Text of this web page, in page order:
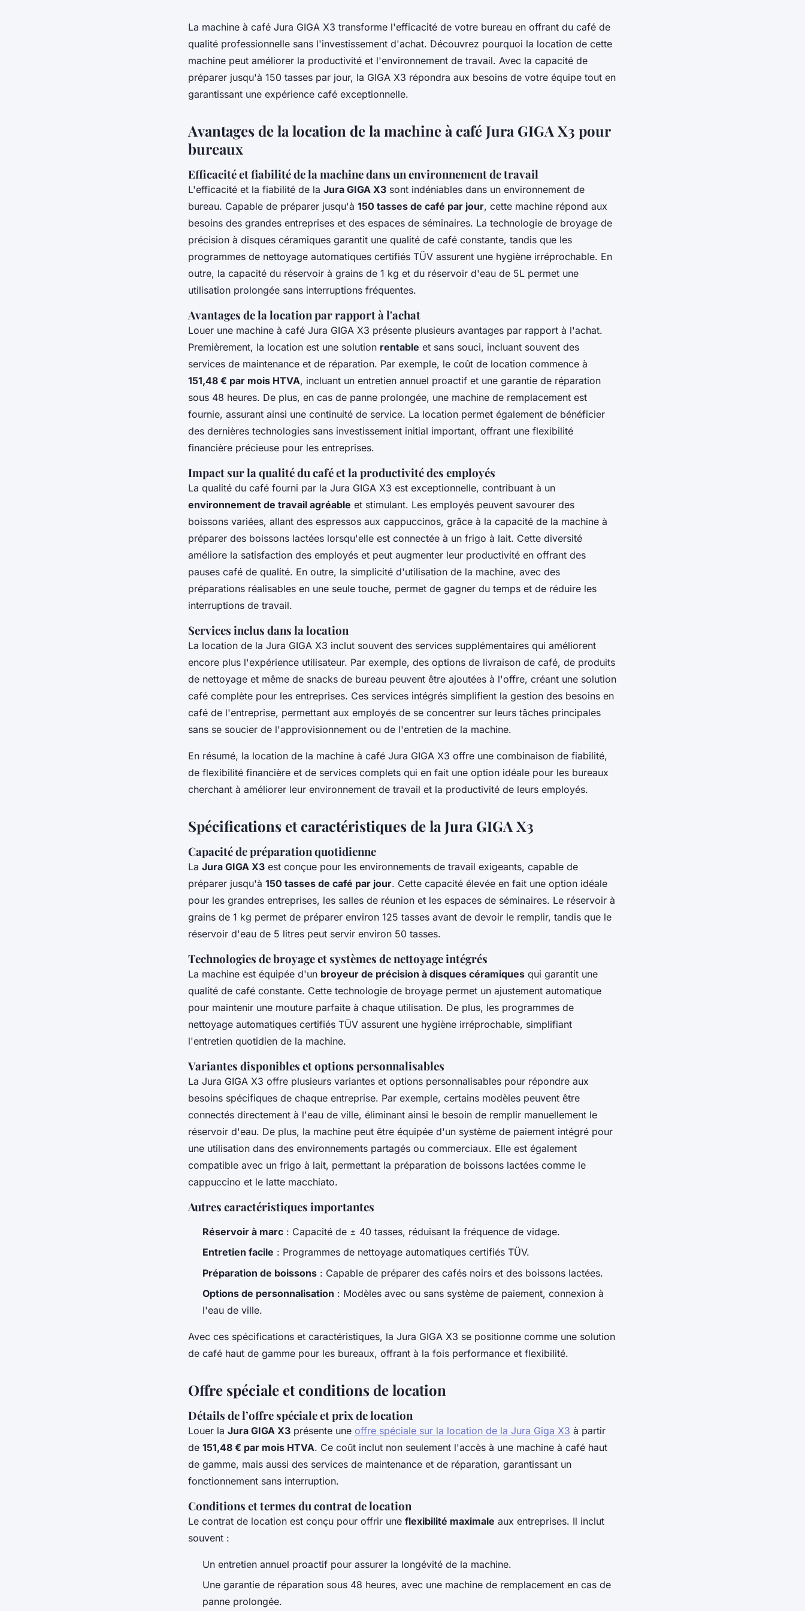
La machine à café Jura GIGA X3 transforme l'efficacité de votre bureau en offrant du café de
qualité professionnelle sans l'investissement d'achat. Découvrez pourquoi la location de cette
machine peut améliorer la productivité et l'environnement de travail. Avec la capacité de
préparer jusqu'à 150 tasses par jour, la GIGA X3 répondra aux besoins de votre équipe tout en
garantissant une expérience café exceptionnelle.
Avantages de la location de la machine à café Jura GIGA X3 pour
bureaux
Efficacité et fiabilité de la machine dans un environnement de travail
L'efficacité et la fiabilité de la Jura GIGA X3 sont indéniables dans un environnement de
bureau. Capable de préparer jusqu'à 150 tasses de café par jour, cette machine répond aux
besoins des grandes entreprises et des espaces de séminaires. La technologie de broyage de
précision à disques céramiques garantit une qualité de café constante, tandis que les
programmes de nettoyage automatiques certifiés TÜV assurent une hygiène irréprochable. En
outre, la capacité du réservoir à grains de 1 kg et du réservoir d'eau de 5L permet une
utilisation prolongée sans interruptions fréquentes.
Avantages de la location par rapport à l'achat
Louer une machine à café Jura GIGA X3 présente plusieurs avantages par rapport à l'achat.
Premièrement, la location est une solution rentable et sans souci, incluant souvent des
services de maintenance et de réparation. Par exemple, le coût de location commence à
151,48 € par mois HTVA, incluant un entretien annuel proactif et une garantie de réparation
sous 48 heures. De plus, en cas de panne prolongée, une machine de remplacement est
fournie, assurant ainsi une continuité de service. La location permet également de bénéficier
des dernières technologies sans investissement initial important, offrant une flexibilité
financière précieuse pour les entreprises.
Impact sur la qualité du café et la productivité des employés
La qualité du café fourni par la Jura GIGA X3 est exceptionnelle, contribuant à un
environnement de travail agréable et stimulant. Les employés peuvent savourer des
boissons variées, allant des espressos aux cappuccinos, grâce à la capacité de la machine à
préparer des boissons lactées lorsqu'elle est connectée à un frigo à lait. Cette diversité
améliore la satisfaction des employés et peut augmenter leur productivité en offrant des
pauses café de qualité. En outre, la simplicité d'utilisation de la machine, avec des
préparations réalisables en une seule touche, permet de gagner du temps et de réduire les
interruptions de travail.
Services inclus dans la location
La location de la Jura GIGA X3 inclut souvent des services supplémentaires qui améliorent
encore plus l'expérience utilisateur. Par exemple, des options de livraison de café, de produits
de nettoyage et même de snacks de bureau peuvent être ajoutées à l'offre, créant une solution
café complète pour les entreprises. Ces services intégrés simplifient la gestion des besoins en
café de l'entreprise, permettant aux employés de se concentrer sur leurs tâches principales
sans se soucier de l'approvisionnement ou de l'entretien de la machine.
En résumé, la location de la machine à café Jura GIGA X3 offre une combinaison de fiabilité,
de flexibilité financière et de services complets qui en fait une option idéale pour les bureaux
cherchant à améliorer leur environnement de travail et la productivité de leurs employés.
Spécifications et caractéristiques de la Jura GIGA X3
Capacité de préparation quotidienne
La Jura GIGA X3 est conçue pour les environnements de travail exigeants, capable de
préparer jusqu'à 150 tasses de café par jour. Cette capacité élevée en fait une option idéale
pour les grandes entreprises, les salles de réunion et les espaces de séminaires. Le réservoir à
grains de 1 kg permet de préparer environ 125 tasses avant de devoir le remplir, tandis que le
réservoir d'eau de 5 litres peut servir environ 50 tasses.
Technologies de broyage et systèmes de nettoyage intégrés
La machine est équipée d'un broyeur de précision à disques céramiques qui garantit une
qualité de café constante. Cette technologie de broyage permet un ajustement automatique
pour maintenir une mouture parfaite à chaque utilisation. De plus, les programmes de
nettoyage automatiques certifiés TÜV assurent une hygiène irréprochable, simplifiant
l'entretien quotidien de la machine.
Variantes disponibles et options personnalisables
La Jura GIGA X3 offre plusieurs variantes et options personnalisables pour répondre aux
besoins spécifiques de chaque entreprise. Par exemple, certains modèles peuvent être
connectés directement à l'eau de ville, éliminant ainsi le besoin de remplir manuellement le
réservoir d'eau. De plus, la machine peut être équipée d'un système de paiement intégré pour
une utilisation dans des environnements partagés ou commerciaux. Elle est également
compatible avec un frigo à lait, permettant la préparation de boissons lactées comme le
cappuccino et le latte macchiato.
Autres caractéristiques importantes
Réservoir à marc : Capacité de ± 40 tasses, réduisant la fréquence de vidage.
Entretien facile : Programmes de nettoyage automatiques certifiés TÜV.
Préparation de boissons : Capable de préparer des cafés noirs et des boissons lactées.
Options de personnalisation : Modèles avec ou sans système de paiement, connexion à
l'eau de ville.
Avec ces spécifications et caractéristiques, la Jura GIGA X3 se positionne comme une solution
de café haut de gamme pour les bureaux, offrant à la fois performance et flexibilité.
Offre spéciale et conditions de location
Détails de l’offre spéciale et prix de location
Louer la Jura GIGA X3 présente une offre spéciale sur la location de la Jura Giga X3 à partir
de 151,48 € par mois HTVA. Ce coût inclut non seulement l'accès à une machine à café haut
de gamme, mais aussi des services de maintenance et de réparation, garantissant un
fonctionnement sans interruption.
Conditions et termes du contrat de location
Le contrat de location est conçu pour offrir une flexibilité maximale aux entreprises. Il inclut
souvent :
Un entretien annuel proactif pour assurer la longévité de la machine.
Une garantie de réparation sous 48 heures, avec une machine de remplacement en cas de
panne prolongée.